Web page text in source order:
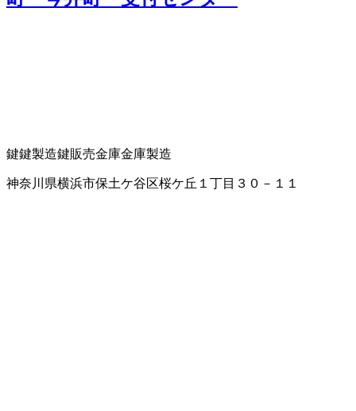
鍵鍵製造鍵販売金庫金庫製造
神奈川県横浜市保土ケ谷区桜ケ丘１丁目３０－１１